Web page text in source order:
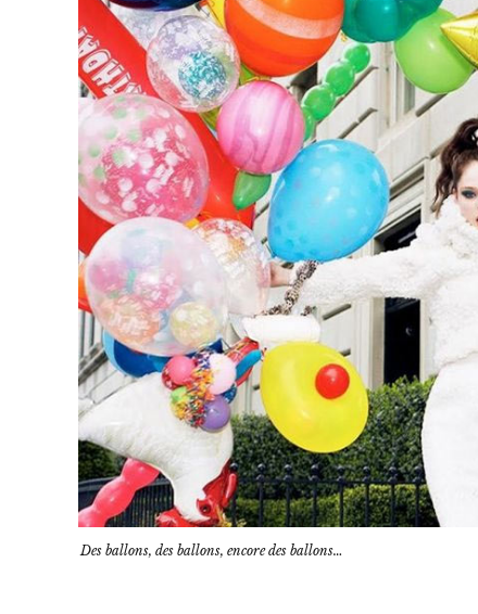
Des ballons, des ballons, encore des ballons…